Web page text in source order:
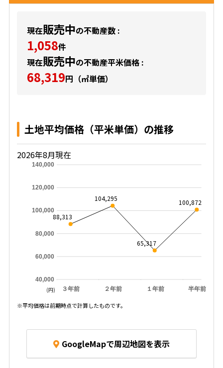
現在販売中の不動産数 :
1,058件
現在販売中の不動産平米価格 :
68,319円（㎡単価）
土地平均価格（平米単価）の推移
2026年8月現在
３年前 ２年前 １年前 半年前
40,000
60,000
80,000
100,000
120,000
140,000
88,313
104,295
65,317
100,872
(円)
※平均価格は前期時点で計算したものです。
GoogleMapで周辺地図を表示